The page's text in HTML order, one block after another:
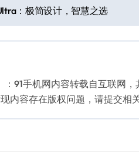
：极简设计，智慧之选
：91手机网内容转载自互联网
内容存在版权问题，请提交相